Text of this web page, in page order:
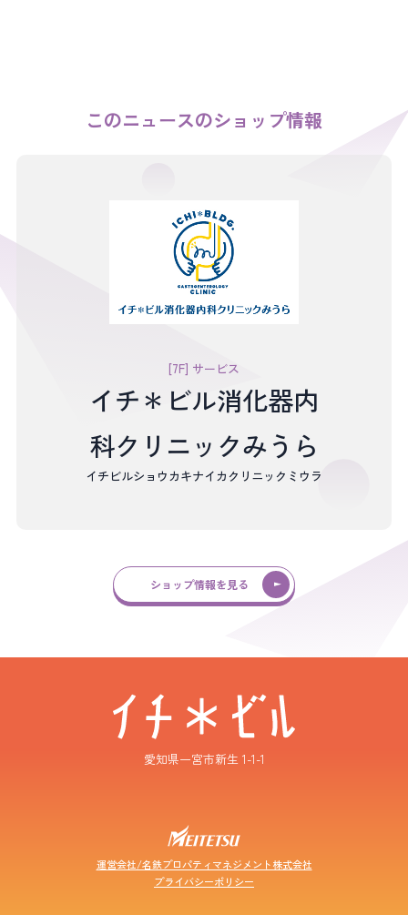
このニュースのショップ情報
[7F] サービス
イチ＊ビル消化器内
科クリニックみうら
イチビルショウカキナイカクリニックミウラ
ショップ情報を見る
愛知県一宮市新生 1-1-1
運営会社/名鉄プロパティマネジメント株式会社
プライバシーポリシー